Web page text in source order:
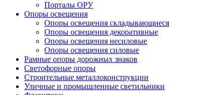
Порталы ОРУ
Опоры освещения
Опоры освещения cкладывающиеся
Опоры освещения декоративные
Опоры освещения несиловые
Опоры освещения силовые
Рамные опоры дорожных знаков
Светофорные опоры
Строительные металлоконструкции
Уличные и промышленные светильники